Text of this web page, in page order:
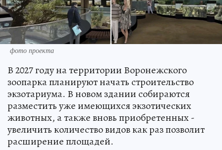
фото проекта
В 2027 году на территории Воронежского
зоопарка планируют начать строительство
экзотариума. В новом здании собираются
разместить уже имеющихся экзотических
животных, а также вновь приобретенных -
увеличить количество видов как раз позволит
расширение площадей.